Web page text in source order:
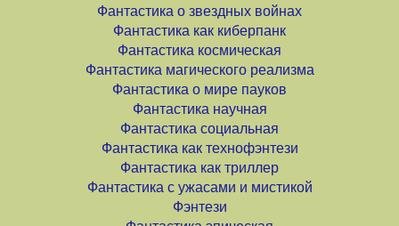
Фантастика о звездных войнах
Фантастика как киберпанк
Фантастика космическая
Фантастика магического реализма
Фантастика о мире пауков
Фантастика научная
Фантастика социальная
Фантастика как технофэнтези
Фантастика как триллер
Фантастика с ужасами и мистикой
Фэнтези